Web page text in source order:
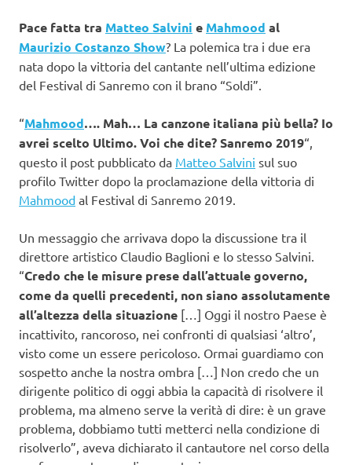
Pace fatta tra Matteo Salvini e Mahmood al
Maurizio Costanzo Show? La polemica tra i due era
nata dopo la vittoria del cantante nell’ultima edizione
del Festival di Sanremo con il brano “Soldi”.
“Mahmood…. Mah… La canzone italiana più bella? Io
avrei scelto Ultimo. Voi che dite? Sanremo 2019“,
questo il post pubblicato da Matteo Salvini sul suo
profilo Twitter dopo la proclamazione della vittoria di
Mahmood al Festival di Sanremo 2019.
Un messaggio che arrivava dopo la discussione tra il
direttore artistico Claudio Baglioni e lo stesso Salvini.
“Credo che le misure prese dall’attuale governo,
come da quelli precedenti, non siano assolutamente
all’altezza della situazione […] Oggi il nostro Paese è
incattivito, rancoroso, nei confronti di qualsiasi ‘altro’,
visto come un essere pericoloso. Ormai guardiamo con
sospetto anche la nostra ombra […] Non credo che un
dirigente politico di oggi abbia la capacità di risolvere il
problema, ma almeno serve la verità di dire: è un grave
problema, dobbiamo tutti metterci nella condizione di
risolverlo”, aveva dichiarato il cantautore nel corso della